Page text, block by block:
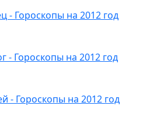
- Гороскопы на 2012 год
- Гороскопы на 2012 год
- Гороскопы на 2012 год